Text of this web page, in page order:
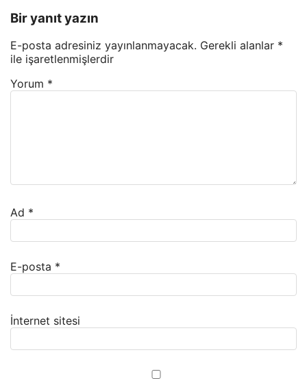
Bir yanıt yazın
E-posta adresiniz yayınlanmayacak. Gerekli alanlar *
ile işaretlenmişlerdir
Yorum *
Ad *
E-posta *
İnternet sitesi